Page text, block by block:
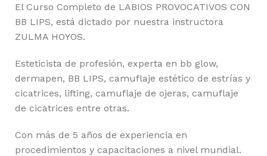
El Curso Completo de LABIOS PROVOCATIVOS CON
BB LIPS, está dictado por nuestra instructora
ZULMA HOYOS.
Esteticista de profesión, experta en bb glow,
dermapen, BB LIPS, camuflaje estético de estrías y
cicatrices, lifting, camuflaje de ojeras, camuflaje
de cicatrices entre otras.
Con más de 5 años de experiencia en
procedimientos y capacitaciones a nivel mundial.